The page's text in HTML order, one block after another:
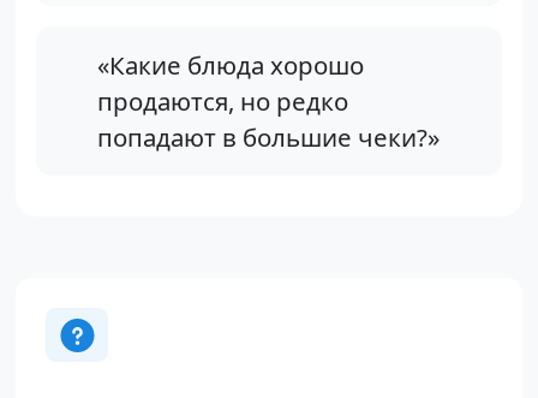
«Какие блюда хорошо
продаются, но редко
попадают в большие чеки?»